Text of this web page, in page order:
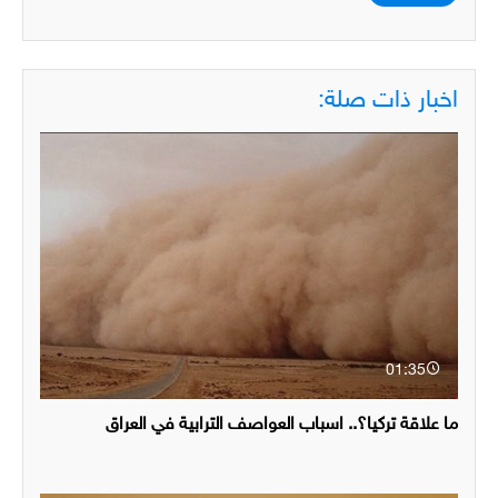
اخبار ذات صلة:
01:35
ما علاقة تركيا؟.. اسباب العواصف الترابية في العراق